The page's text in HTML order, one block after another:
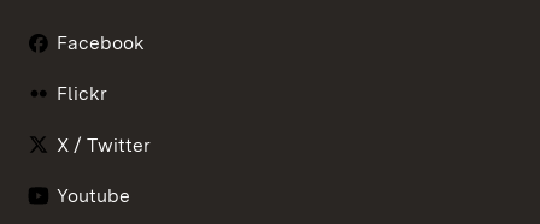
Facebook
Flickr
X / Twitter
Youtube